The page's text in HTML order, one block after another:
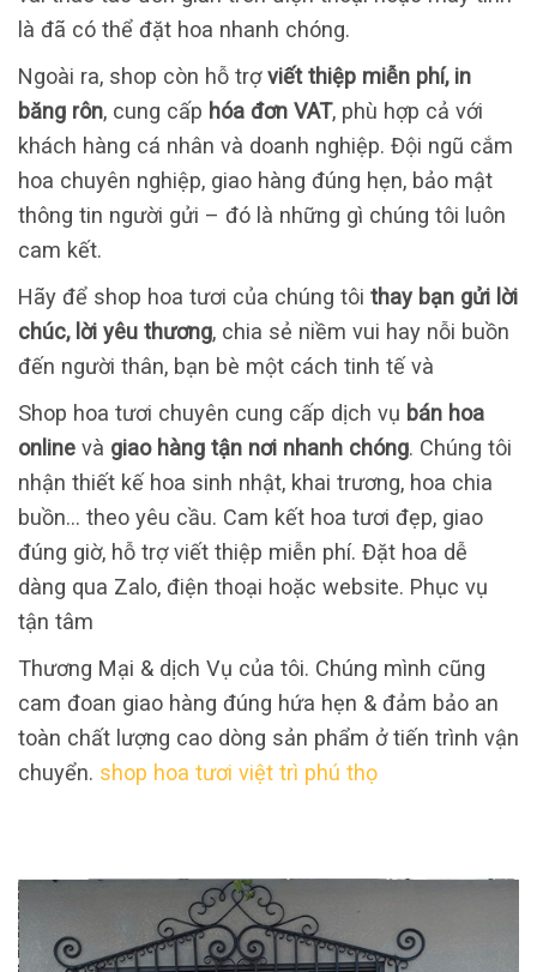
là đã có thể đặt hoa nhanh chóng.
Ngoài ra, shop còn hỗ trợviết thiệp miễn phí, in
băng rôn, cung cấp hóa đơn VAT, phù hợp cả với
khách hàng cá nhân và doanh nghiệp. Đội ngũ cắm
hoa chuyên nghiệp, giao hàng đúng hẹn, bảo mật
thông tin người gửi – đó là những gì chúng tôi luôn
cam kết.
Hãy để shop hoa tươi của chúng tôi thay bạn gửi lời
chúc, lời yêu thương, chia sẻ niềm vui hay nỗi buồn
đến người thân, bạn bè một cách tinh tế và
Shop hoa tươi chuyên cung cấp dịch vụ bán hoa
online và giao hàng tận nơi nhanh chóng. Chúng tôi
nhận thiết kế hoa sinh nhật, khai trương, hoa chia
buồn… theo yêu cầu. Cam kết hoa tươi đẹp, giao
đúng giờ, hỗ trợ viết thiệp miễn phí. Đặt hoa dễ
dàng qua Zalo, điện thoại hoặc website. Phục vụ
tận tâm
Thương Mại & dịch Vụ của tôi. Chúng mình cũng
cam đoan giao hàng đúng hứa hẹn & đảm bảo an
toàn chất lượng cao dòng sản phẩm ở tiến trình vận
chuyển. shop hoa tươi việt trì phú thọ